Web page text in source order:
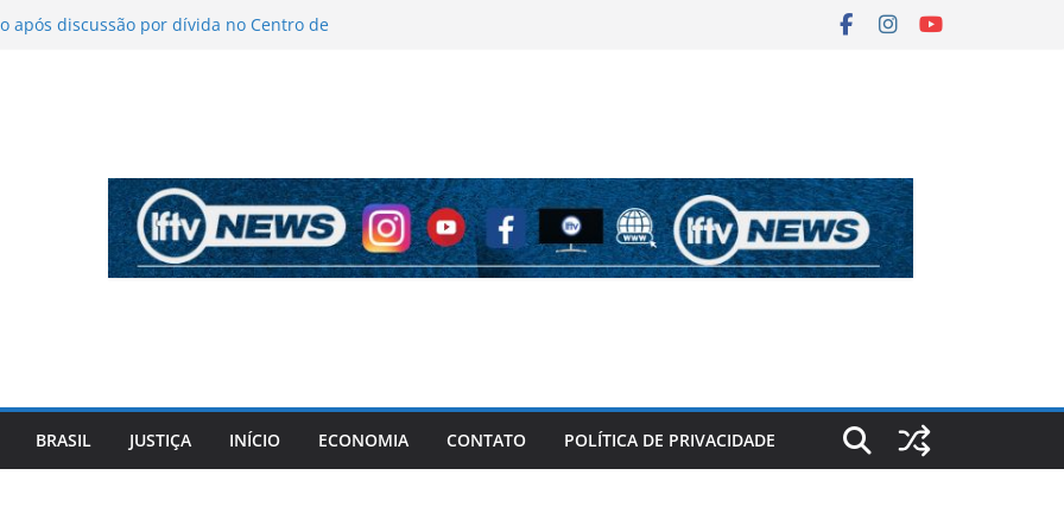
após discussão por dívida no Centro de
a tiros após criminosos invadirem
BRASIL JUSTIÇA INÍCIO ECONOMIA CONTATO POLÍTICA DE PRIVACIDADE